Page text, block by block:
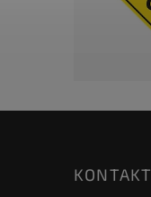
KONTAKT